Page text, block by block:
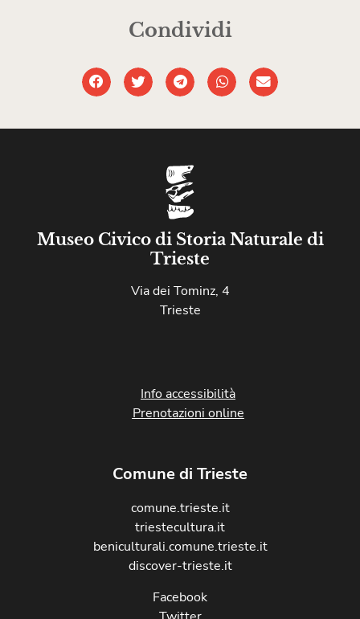
Condividi
Museo Civico di Storia Naturale di
Trieste
Via dei Tominz, 4
Trieste
Info accessibilità
Prenotazioni online
Comune di Trieste
comune.trieste.it
triestecultura.it
beniculturali.comune.trieste.it
discover-trieste.it
Facebook